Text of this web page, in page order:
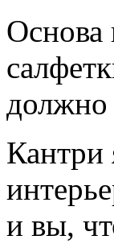
Основа
должно
Кантри
и вы,